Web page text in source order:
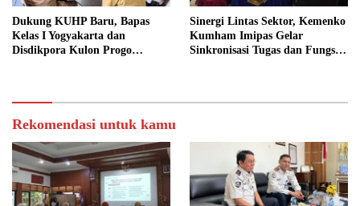
Dukung KUHP Baru, Bapas
Kelas I Yogyakarta dan
Disdikpora Kulon Progo
Sinergi Lintas Sektor, Kemenko
Kumham Imipas Gelar
Sinkronisasi Tugas dan Fungsi
Rekomendasi untuk kamu